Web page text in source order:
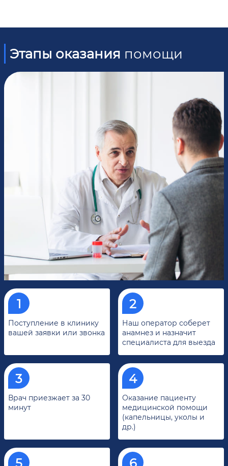
Этапы оказания помощи
Поступление в клинику
вашей заявки или звонка
Наш оператор соберет
анамнез и назначит
специалиста для выезда
Врач приезжает за 30
минут
Оказание пациенту
медицинской помощи
(капельницы, уколы и
др.)